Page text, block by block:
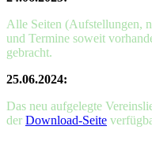
Alle Seiten (Aufstellungen,
und Termine soweit
gebracht.
25.06.2024:
Das neu aufgelegte
der Download-Seite